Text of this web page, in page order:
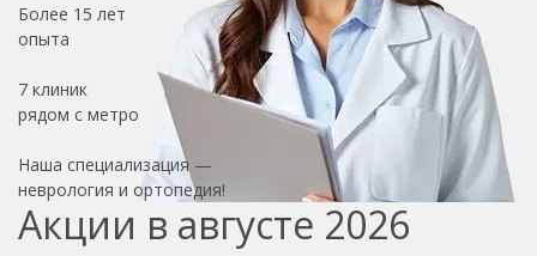
Более 15 лет
опыта
7 клиник
рядом с метро
Наша специализация —
неврология и ортопедия!
Акции в августе 2026